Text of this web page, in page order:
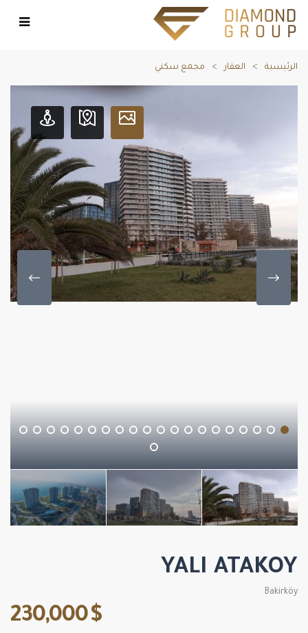
الرئيسية العقار مجمع سكني
YALI ATAKOY
Bakirköy
$ 230,000